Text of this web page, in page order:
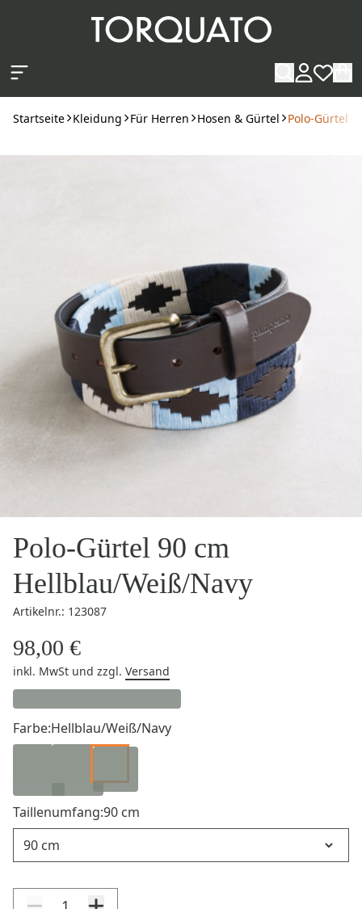
Startseite Kleidung Für Herren Hosen & Gürtel Polo-Gürtel
Polo-Gürtel 90 cm
Hellblau/Weiß/Navy
Artikelnr.: 123087
98,00 €
inkl. MwSt und zzgl. Versand
Farbe:Hellblau/Weiß/Navy
Taillenumfang:90 cm